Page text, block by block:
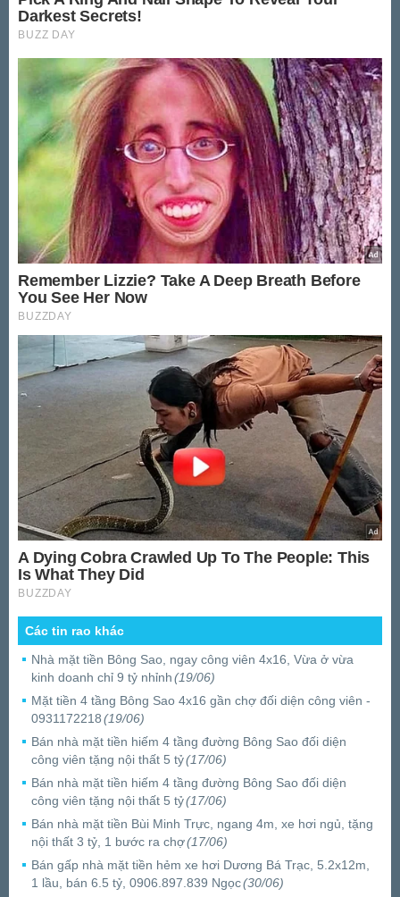
Các tin rao khác
Nhà mặt tiền Bông Sao, ngay công viên 4x16, Vừa ở vừa
kinh doanh chỉ 9 tỷ nhỉnh(19/06)
Mặt tiền 4 tầng Bông Sao 4x16 gần chợ đối diện công viên -
0931172218(19/06)
Bán nhà mặt tiền hiếm 4 tầng đường Bông Sao đối diện
công viên tặng nội thất 5 tỷ(17/06)
Bán nhà mặt tiền hiếm 4 tầng đường Bông Sao đối diện
công viên tặng nội thất 5 tỷ(17/06)
Bán nhà mặt tiền Bùi Minh Trực, ngang 4m, xe hơi ngủ, tặng
nội thất 3 tỷ, 1 bước ra chợ(17/06)
Bán gấp nhà mặt tiền hẻm xe hơi Dương Bá Trạc, 5.2x12m,
1 lầu, bán 6.5 tỷ, 0906.897.839 Ngọc(30/06)